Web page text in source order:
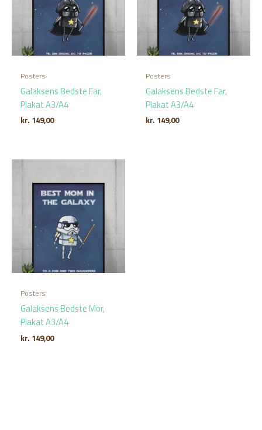
Posters
Galaksens Bedste Far,
Plakat A3/A4
kr. 149,00
Posters
Galaksens Bedste Far,
Plakat A3/A4
kr. 149,00
Posters
Galaksens Bedste Mor,
Plakat A3/A4
kr. 149,00